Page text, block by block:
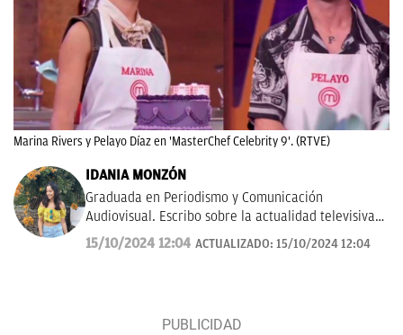
Marina Rivers y Pelayo Díaz en 'MasterChef Celebrity 9'. (RTVE)
IDANIA MONZÓN
Graduada en Periodismo y Comunicación
Audiovisual. Escribo sobre la actualidad televisiva y
musical. Además, me gusta investigar y hablar
sobre todo lo relacionado con las ficciones del
15/10/2024 12:04 ACTUALIZADO: 15/10/2024 12:04